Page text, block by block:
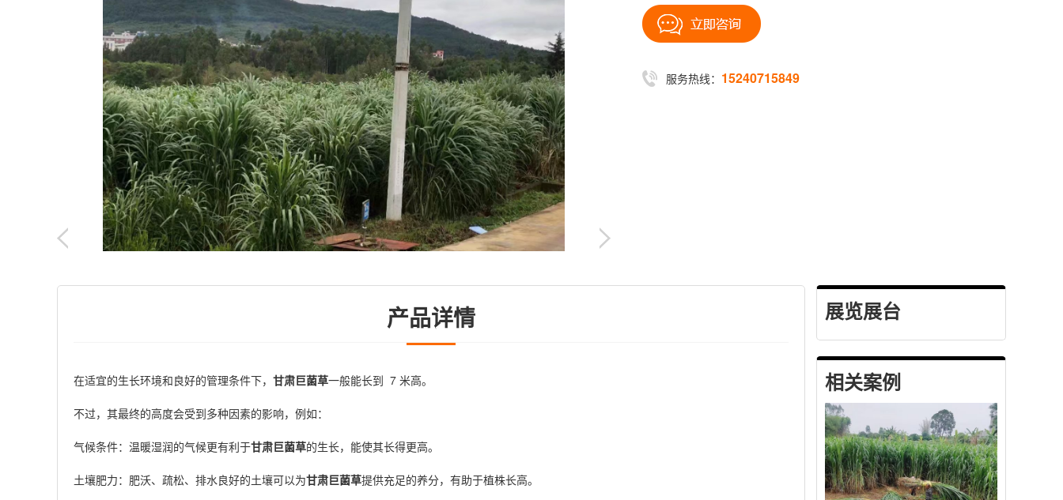
服务热线： 15240715849
展览展台
相关案例
产品详情
在适宜的生长环境和良好的管理条件下， 甘肃巨菌草一般能长到 7 米高。
不过，其最终的高度会受到多种因素的影响，例如：
气候条件：温暖湿润的气候更有利于甘肃巨菌草的生长，能使其长得更高。
土壤肥力：肥沃、疏松、排水良好的土壤可以为甘肃巨菌草提供充足的养分，有助于植株长高。